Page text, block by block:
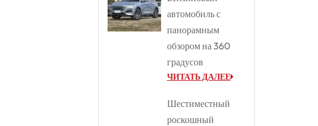
автомобиль с
панорамным
обзором на 360
градусов
ЧИТАТЬ ДАЛЕЕ
Шестиместный
роскошный